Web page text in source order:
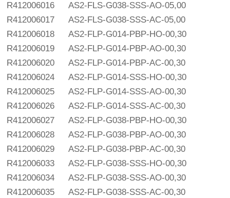
R412006016
AS2-FLS-G038-SSS-AO-05,00
R412006017
AS2-FLS-G038-SSS-AC-05,00
R412006018
AS2-FLP-G014-PBP-HO-00,30
R412006019
AS2-FLP-G014-PBP-AO-00,30
R412006020
AS2-FLP-G014-PBP-AC-00,30
R412006024
AS2-FLP-G014-SSS-HO-00,30
R412006025
AS2-FLP-G014-SSS-AO-00,30
R412006026
AS2-FLP-G014-SSS-AC-00,30
R412006027
AS2-FLP-G038-PBP-HO-00,30
R412006028
AS2-FLP-G038-PBP-AO-00,30
R412006029
AS2-FLP-G038-PBP-AC-00,30
R412006033
AS2-FLP-G038-SSS-HO-00,30
R412006034
AS2-FLP-G038-SSS-AO-00,30
R412006035
AS2-FLP-G038-SSS-AC-00,30